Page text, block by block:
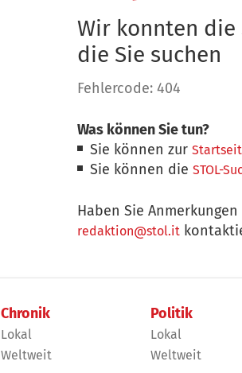
Wir konnten
die Sie suchen
Fehlercode: 404
Was können Sie tun?
Sie können zur
Sie können dieSTOL-
Haben Sie
redaktion@stol.it
Chronik
Lokal
Weltweit
Politik
Lokal
Weltweit